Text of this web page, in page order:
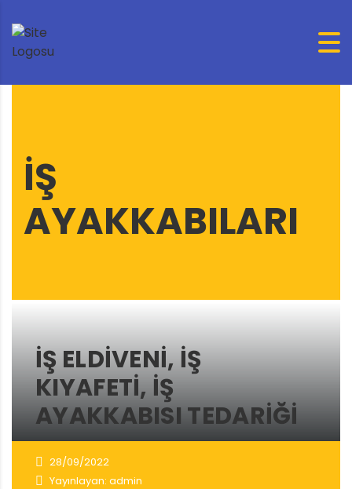
IŞ
AYAKKABILARI
İŞ ELDIVENI, IŞ
KIYAFETI, IŞ
AYAKKABISI TEDARIĞI
28/09/2022
Yayınlayan: admin